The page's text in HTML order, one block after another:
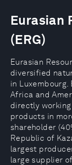
Eurasian
(ERG)
Eurasian
diversified
in Luxembourg.
Africa and
directly
products in
shareholder
Republic of
largest
large supplier